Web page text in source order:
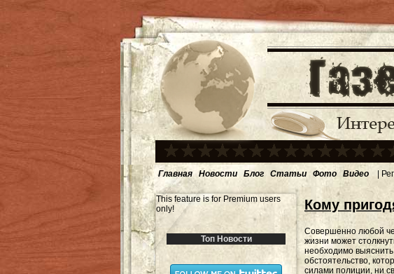
Главная Новости Блог Статьи Фото Видео |
This feature is for Premium users
only!
Топ Новости
Кому
Совершенно любой
жизни может
необходимо выяснить
обстоятельство,
силами полиции, ни